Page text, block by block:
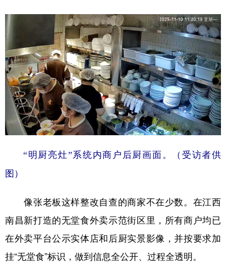
“明厨亮灶”系统内商户后厨画面。（受访者供
图）
像张老板这样整改自查的商家不在少数。在江西
南昌新打造的无堂食外卖示范街区里，所有商户均已
在外卖平台公示实体店和后厨实景影像，并按要求加
挂“无堂食”标识，做到信息全公开、过程全透明。